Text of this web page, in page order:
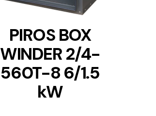
PIROS BOX
WINDER 2/4-
560T-8 6/1.5
kW